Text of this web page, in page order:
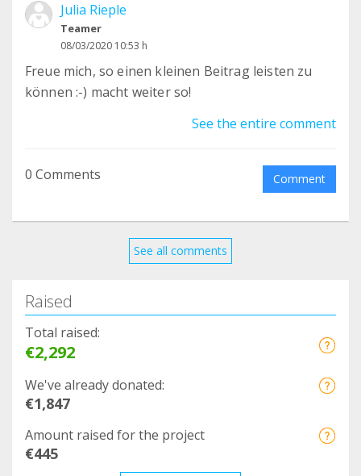
Julia Rieple
Teamer
08/03/2020 10:53 h
Freue mich, so einen kleinen Beitrag leisten zu
können :-) macht weiter so!
See the entire comment
0 Comments Comment
See all comments
Raised
Total raised:
€2,292
We've already donated:
€1,847
Amount raised for the project
€445